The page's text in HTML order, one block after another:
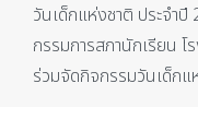
วันเด็กแห่งชาติ ประจำ
กรรมการสภานักเรียน
ร่วมจัดกิจกรรมวันเด็กแ